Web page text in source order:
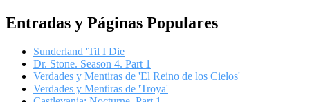
Entradas y Páginas Populares
Sunderland 'Til I Die
Dr. Stone. Season 4. Part 1
Verdades y Mentiras de 'El Reino de los Cielos'
Verdades y Mentiras de 'Troya'